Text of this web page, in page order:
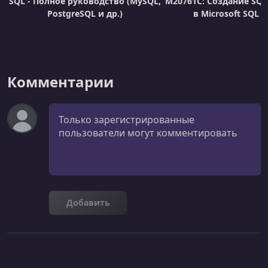
PostgreSQL и др.)
в Microsoft SQL
Комментарии
Комментарий
Добавить